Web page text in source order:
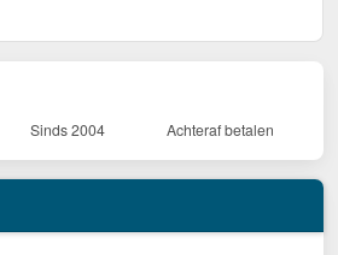
Sinds 2004 Achteraf betalen